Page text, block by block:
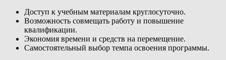
Доступ к учебным материалам круглосуточно.
Возможность совмещать работу и повышение
квалификации.
Экономия времени и средств на перемещение.
Самостоятельный выбор темпа освоения программы.